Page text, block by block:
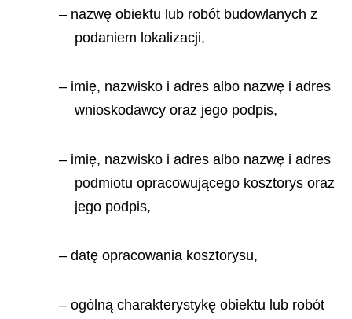
– nazwę obiektu lub robót budowlanych z
podaniem lokalizacji,
– imię, nazwisko i adres albo nazwę i adres
wnioskodawcy oraz jego podpis,
– imię, nazwisko i adres albo nazwę i adres
podmiotu opracowującego kosztorys oraz
jego podpis,
– datę opracowania kosztorysu,
– ogólną charakterystykę obiektu lub robót